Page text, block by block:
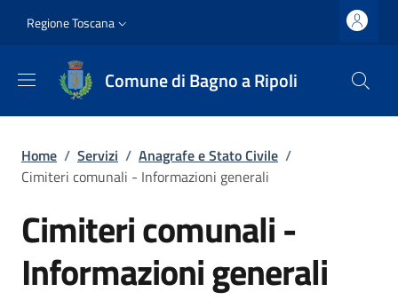
Slim top
Regione Toscana
Comune di Bagno a Ripoli
Briciole di pane
Home / Servizi / Anagrafe e Stato Civile /
Cimiteri comunali - Informazioni generali
Cimiteri comunali -
Informazioni generali